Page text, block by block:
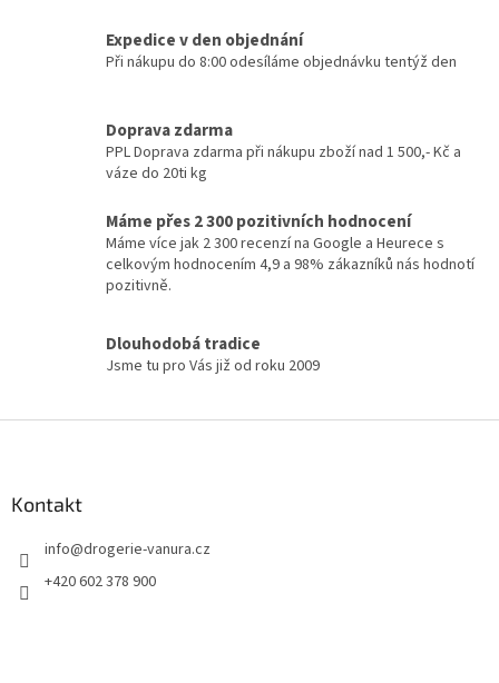
á
d
p
r
y
v
ý
s
u
Expedice v den objednání
Při nákupu do 8:00 odesíláme objednávku tentýž den
Doprava zdarma
PPL Doprava zdarma při nákupu zboží nad 1 500,- Kč a
váze do 20ti kg
Máme přes 2 300 pozitivních hodnocení
Máme více jak 2 300 recenzí na Google a Heurece s
celkovým hodnocením 4,9 a 98% zákazníků nás hodnotí
pozitivně.
Dlouhodobá tradice
Jsme tu pro Vás již od roku 2009
Kontakt
info@drogerie-vanura.cz
+420 602 378 900